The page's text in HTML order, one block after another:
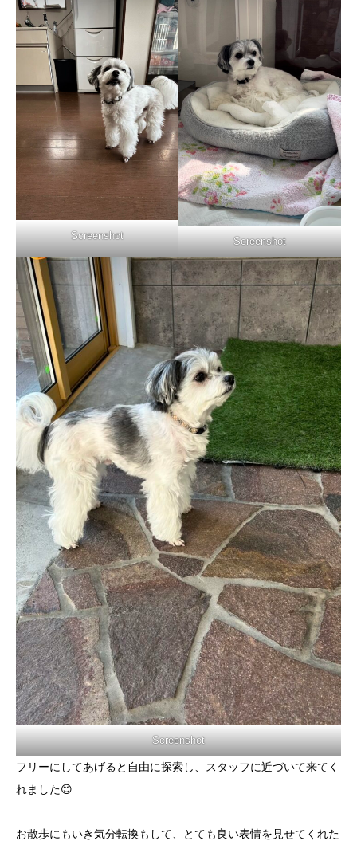
Screenshot Screenshot
Screenshot
フリーにしてあげると自由に探索し、スタッフに近づいて来てく
れました😊
お散歩にもいき気分転換もして、とても良い表情を見せてくれた